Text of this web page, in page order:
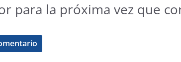
para la próxima vez que